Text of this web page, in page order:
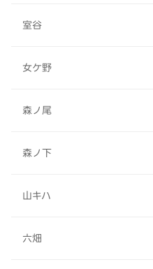
室谷
女ケ野
森ノ尾
森ノ下
山キハ
六畑